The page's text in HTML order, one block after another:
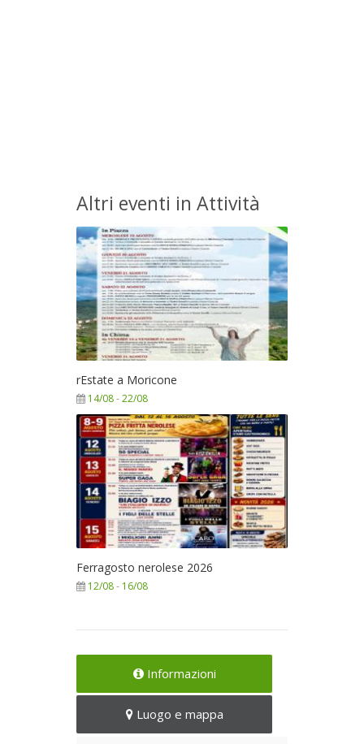
Altri eventi in Attività
rEstate a Moricone
14/08-22/08
Ferragosto nerolese 2026
12/08- 16/08
Informazioni
Luogo e mappa